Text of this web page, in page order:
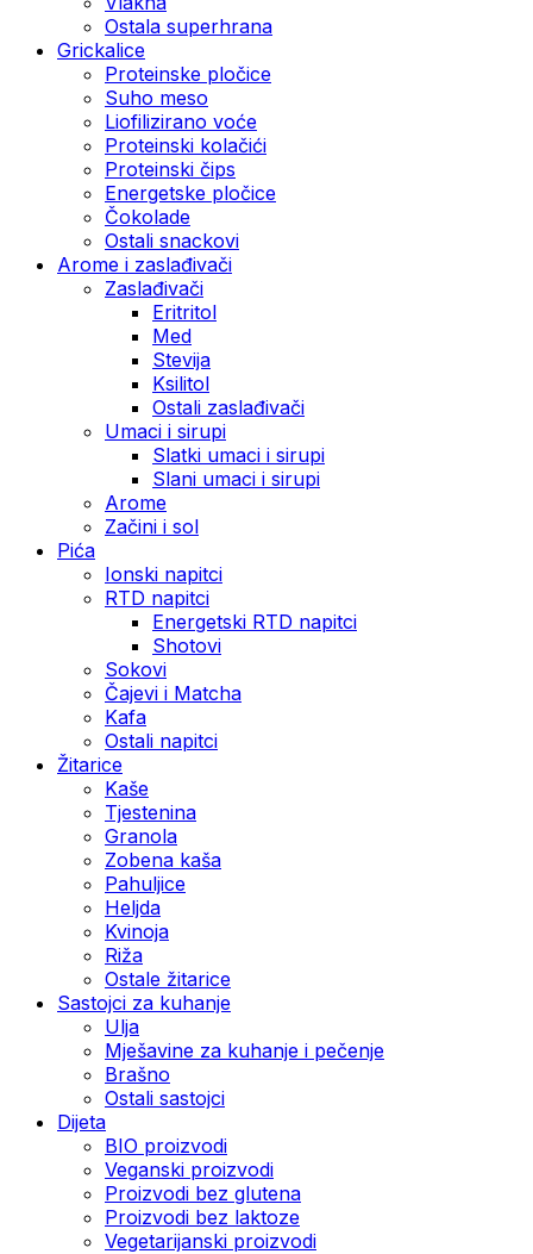
Ostala superhrana
Grickalice
Proteinske pločice
Suho meso
Liofilizirano voće
Proteinski kolačići
Proteinski čips
Energetske pločice
Čokolade
Ostali snackovi
Arome i zaslađivači
Zaslađivači
Eritritol
Med
Stevija
Ksilitol
Ostali zaslađivači
Umaci i sirupi
Slatki umaci i sirupi
Slani umaci i sirupi
Arome
Začini i sol
Pića
Ionski napitci
RTD napitci
Energetski RTD napitci
Shotovi
Sokovi
Čajevi i Matcha
Kafa
Ostali napitci
Žitarice
Kaše
Tjestenina
Granola
Zobena kaša
Pahuljice
Heljda
Kvinoja
Riža
Ostale žitarice
Sastojci za kuhanje
Ulja
Mješavine za kuhanje i pečenje
Brašno
Ostali sastojci
Dijeta
BIO proizvodi
Veganski proizvodi
Proizvodi bez glutena
Proizvodi bez laktoze
Vegetarijanski proizvodi